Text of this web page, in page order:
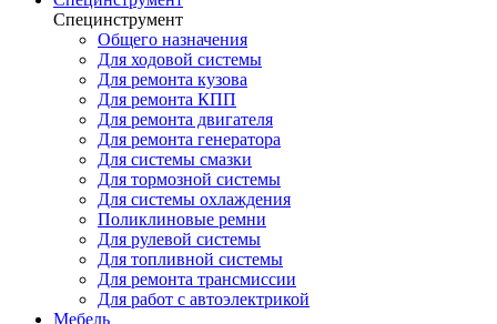
Специнструмент
Общего назначения
Для ходовой системы
Для ремонта кузова
Для ремонта КПП
Для ремонта двигателя
Для ремонта генератора
Для системы смазки
Для тормозной системы
Для системы охлаждения
Поликлиновые ремни
Для рулевой системы
Для топливной системы
Для ремонта трансмиссии
Для работ с автоэлектрикой
Мебель